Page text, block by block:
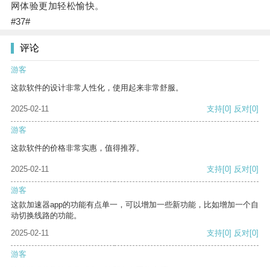
网体验更加轻松愉快。
#37#
评论
游客
这款软件的设计非常人性化，使用起来非常舒服。
2025-02-11 支持[0] 反对[0]
游客
这款软件的价格非常实惠，值得推荐。
2025-02-11 支持[0] 反对[0]
游客
这款加速器app的功能有点单一，可以增加一些新功能，比如增加一个自
动切换线路的功能。
2025-02-11
支持[0] 反对[0]
游客